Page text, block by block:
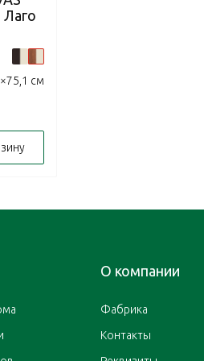
Лаго
см
О компании
Фабрика
Контакты